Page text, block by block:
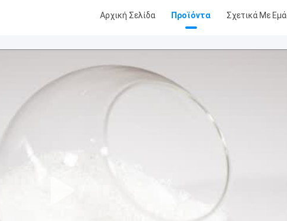
Αρχική Σελίδα Προϊόντα Σχετικά Με